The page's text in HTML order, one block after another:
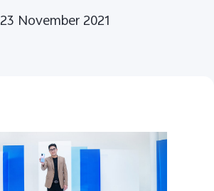
Indonesia | Pilih negara/wilayah
23 November 2021